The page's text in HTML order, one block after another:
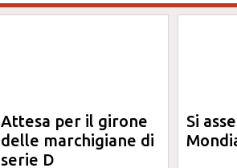
Attesa per il girone
delle marchigiane di
serie D
Si